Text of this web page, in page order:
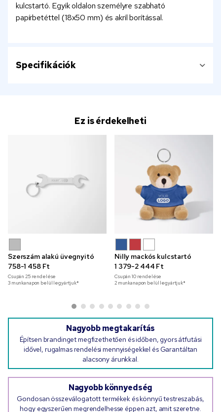
kulcstartó. Egyik oldalon személyre szabható
papírbetéttel (18x50 mm) és akril borítással.
Specifikációk
Ez is érdekelheti
Szerszám alakú üvegnyitó
758-1 458 Ft
Csupán25rendelése
3 munkanapon belül legyártjuk*
Nilly mackós kulcstartó
1 379-2 444 Ft
Csupán10rendelése
2 munkanapon belül legyártjuk*
Nagyobb megtakarítás
Építsen brandinget megfizethetően és időben, gyors átfutási
idővel, rugalmas rendelési mennyiségekkel és Garantáltan
alacsony árunkkal.
Nagyobb könnyedség
Gondosan összeválogatott termékek és könnyű testreszabás,
hogy egyszerűen megrendelhesse éppen azt, amit szeretne.